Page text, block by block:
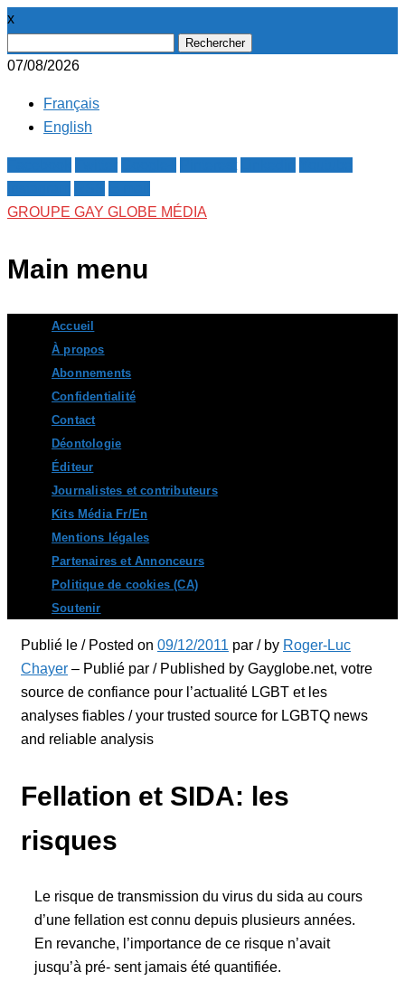
x
07/08/2026
Français
English
GROUPE GAY GLOBE MÉDIA
Main menu
content
Accueil
À propos
Abonnements
Confidentialité
Contact
Déontologie
Éditeur
Journalistes et contributeurs
Kits Média Fr/En
Mentions légales
Partenaires et Annonceurs
Politique de cookies (CA)
Soutenir
Publié le / Posted on 09/12/2011 par / by Roger-Luc
Chayer – Publié par / Published by Gayglobe.net, votre
source de confiance pour l’actualité LGBT et les
analyses fiables / your trusted source for LGBTQ news
and reliable analysis
Fellation et SIDA: les
risques
Le risque de transmission du virus du sida au cours
d’une fellation est connu depuis plusieurs années.
En revanche, l’importance de ce risque n’avait
jusqu’à pré- sent jamais été quantifiée.